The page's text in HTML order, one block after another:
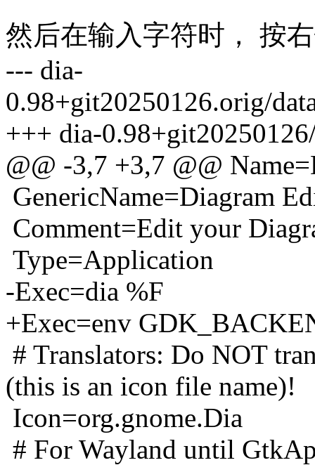
然后在输入字符时， 按
--- dia-
0.98+git20250126.orig/
+++ dia-
@@ -3,7 +3,7 @@
GenericName=Diagram
Comment=Edit your
Type=Application
-Exec=dia %F
+Exec=env
# Translators: Do NOT
(this is an icon file name)!
Icon=org.gnome.Dia
# For Wayland until